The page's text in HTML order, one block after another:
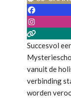
Succesvol
vanuit de
verbinding
worden